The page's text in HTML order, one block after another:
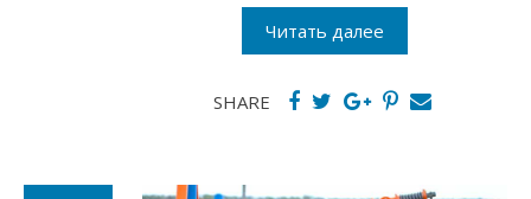
Читать далее
SHARE